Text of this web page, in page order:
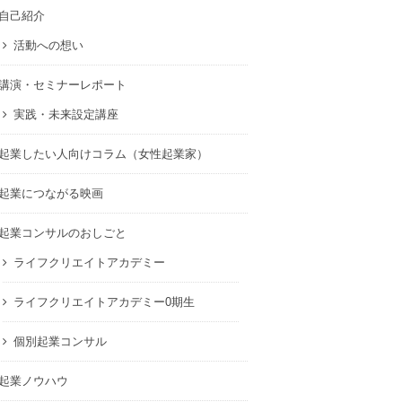
自己紹介
活動への想い
演・セミナーレポート
実践・未来設定講座
起業したい人向けコラム（女性起業家）
起業につながる映画
起業コンサルのおしごと
ライフクリエイトアカデミー
ライフクリエイトアカデミー0期生
個別起業コンサル
起業ノウハウ